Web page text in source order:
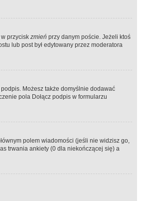
przycisk zmień przy danym poście. Jeżeli ktoś
lub post był edytowany przez moderatora
Możesz także domyślnie dodawać
pola Dołącz podpis w formularzu
polem wiadomości (jeśli nie widzisz go,
trwania ankiety (0 dla niekończącej się) a